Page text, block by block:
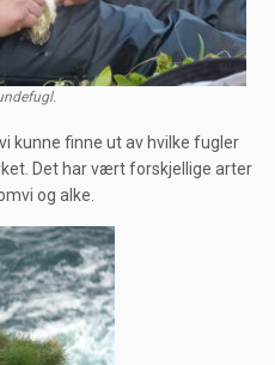
kunne finne ut av hvilke fugler
Det har vært forskjellige arter
og alke.